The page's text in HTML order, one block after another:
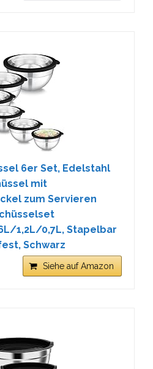
6er Set, Edelstahl
mit
zum Servieren
1,2L/0,7L, Stapelbar
Schwarz
Siehe auf Amazon